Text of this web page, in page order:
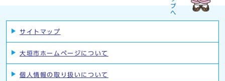
サイトマップ
大垣市ホームページについて
個人情報の取り扱いについて